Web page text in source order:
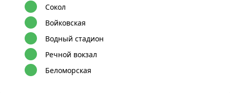
Сокол
Войковская
Водный стадион
Речной вокзал
Беломорская